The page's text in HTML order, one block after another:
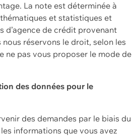
La note est déterminée à
et statistiques et
d’agence de crédit provenant
nous réservons le droit, selon les
ne pas vous proposer le mode de
des données pour le
des demandes par le biais du
informations que vous avez